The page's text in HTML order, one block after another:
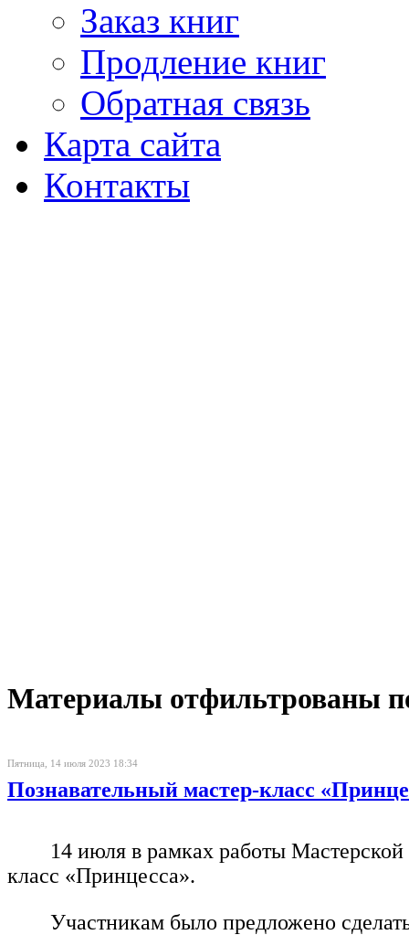
Заказ книг
Продление книг
Обратная связь
Карта сайта
Контакты
Материалы отфильтрованы
Пятница, 14 июля 2023 18:34
Познавательный мастер-класс
14 июля в рамках работы
класс «Принцесса».
Участникам было предложено